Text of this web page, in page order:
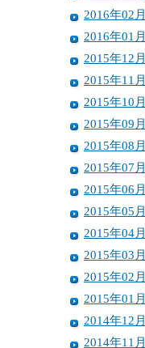
2016年02月
2016年01月
2015年12月
2015年11月
2015年10月
2015年09月
2015年08月
2015年07月
2015年06月
2015年05月
2015年04月
2015年03月
2015年02月
2015年01月
2014年12月
2014年11月